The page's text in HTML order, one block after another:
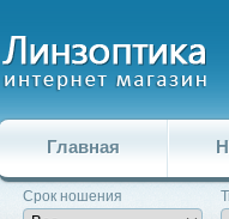
Главная
Срок ношения